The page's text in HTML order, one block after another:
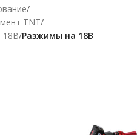
/
TNT/
18В/Разжимы на 18В